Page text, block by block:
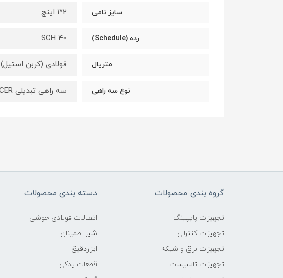
سایز نامی 2*1 اینچ
رده (Schedule) SCH 40
متریال فولادی (کربن استیل)
نوع سه راهی سه راهی تبدیلی TEE REDUCER
گروه بندی محصولات
تجهیزات پایپینگ
تجهیزات کنترلی
تجهیزات برق و شبکه
تجهیزات تاسیسات
دسته بندی محصولات
اتصالات فولادی جوشی
شیر اطمینان
ابزاردقیق
قطعات یدکی